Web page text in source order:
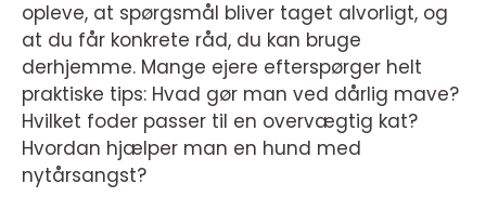
opleve, at spørgsmål bliver taget alvorligt, og
at du får konkrete råd, du kan bruge
derhjemme. Mange ejere efterspørger helt
praktiske tips: Hvad gør man ved dårlig mave?
Hvilket foder passer til en overvægtig kat?
Hvordan hjælper man en hund med
nytårsangst?